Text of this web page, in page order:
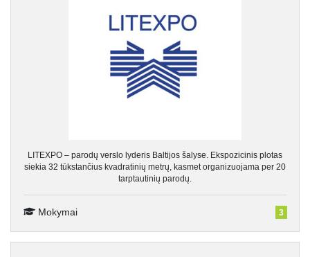
LITEXPO – parodų verslo lyderis Baltijos šalyse. Ekspozicinis plotas
siekia 32 tūkstančius kvadratinių metrų, kasmet organizuojama per 20
tarptautinių parodų.
Mokymai 3